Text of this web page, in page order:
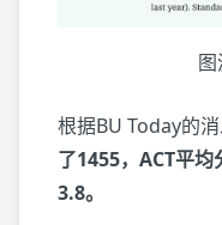
根据BU Today的消
了1455，ACT平
3.8。